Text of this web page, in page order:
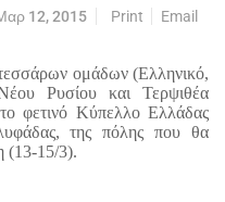
12, 2015 Print
Email
ομάδων (Ελληνικό,
Ρυσίου και Τερψιθέα
φετινό Κύπελλο Ελλάδας
της πόλης που θα
(13-15/3).